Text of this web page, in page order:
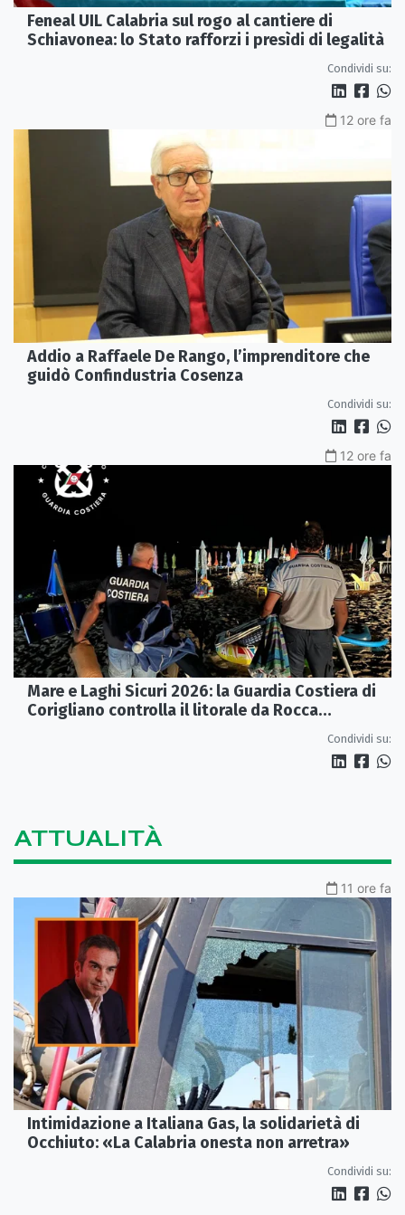
Feneal UIL Calabria sul rogo al cantiere di
Schiavonea: lo Stato rafforzi i presìdi di legalità
Condividi su:
12 ore fa
Addio a Raffaele De Rango, l’imprenditore che
guidò Confindustria Cosenza
Condividi su:
12 ore fa
Mare e Laghi Sicuri 2026: la Guardia Costiera di
Corigliano controlla il litorale da Rocca
Condividi su:
ATTUALITÀ
11 ore fa
Intimidazione a Italiana Gas, la solidarietà di
Occhiuto: «La Calabria onesta non arretra»
Condividi su: